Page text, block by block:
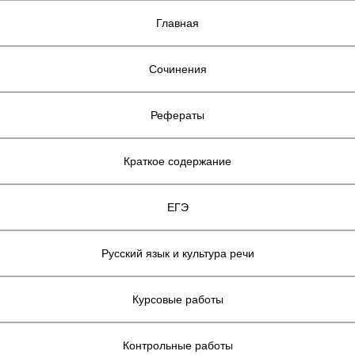
Главная
Сочинения
Рефераты
Краткое содержание
ЕГЭ
Русский язык и культура речи
Курсовые работы
Контрольные работы